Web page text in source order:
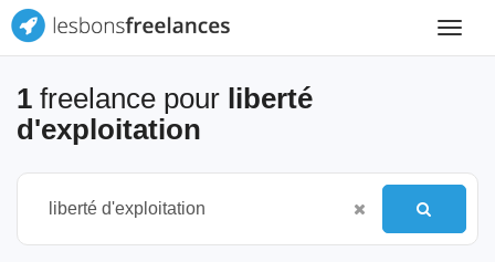
Toggle
1 freelance pour liberté
d'exploitation